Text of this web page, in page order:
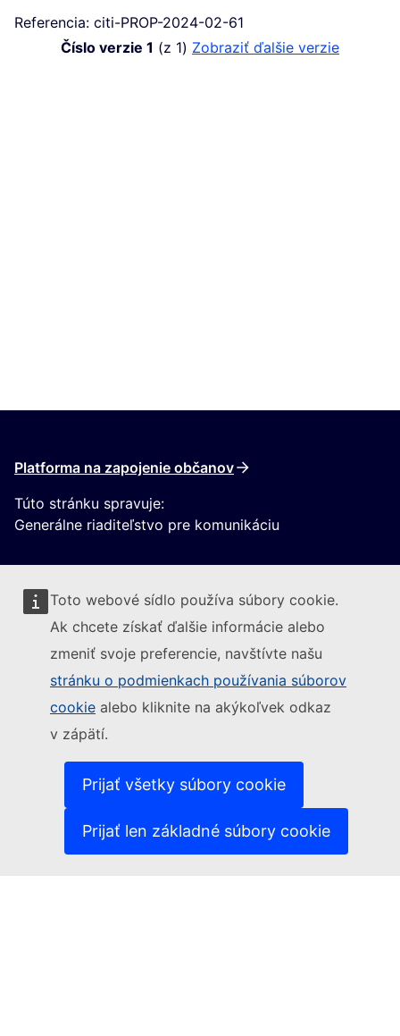
Toto webové sídlo používa súbory cookie.
Ak chcete získať ďalšie informácie alebo
zmeniť svoje preferencie, navštívte našu
stránku o podmienkach používania súborov
cookie alebo kliknite na akýkoľvek odkaz
v zápätí.
Prijať všetky súbory cookie
Prijať len základné súbory cookie
Referencia: citi-PROP-2024-02-61
Číslo verzie 1 (z 1) zobraziť ďalšie verzie
Platforma na zapojenie občanov
Túto stránku spravuje:
Generálne riaditeľstvo pre komunikáciu
Sledujte Európsku komisiu
Kontakt(Externý odkaz)
Nahlásiť IT zraniteľnosť
Jazyky na našich webových stránkach(Externý odkaz)
Súbory cookies(Externý odkaz)
Politika ochrany osobných údajov
Právne upozornenie
(Externý odkaz)